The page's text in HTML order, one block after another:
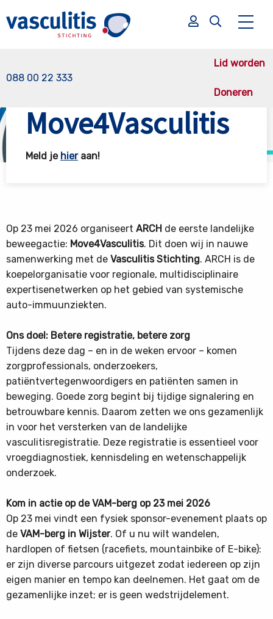
088 00 22 333
Lid worden
Doneren
Zoek
Zoek
Move4Vasculitis
Meld je hieraan!
Op 23 mei 2026 organiseert ARCH de eerste landelijke
beweegactie: Move4Vasculitis. Dit doen wij in nauwe
samenwerking met de Vasculitis Stichting. ARCH is de
koepelorganisatie voor regionale, multidisciplinaire
expertisenetwerken op het gebied van systemische
auto-immuunziekten.
Ons doel: Betere registratie, betere zorg
Tijdens deze dag – en in de weken ervoor – komen
zorgprofessionals, onderzoekers,
patiëntvertegenwoordigers en patiënten samen in
beweging. Goede zorg begint bij tijdige signalering en
betrouwbare kennis. Daarom zetten we ons gezamenlijk
in voor het versterken van de landelijke
vasculitisregistratie. Deze registratie is essentieel voor
vroegdiagnostiek, kennisdeling en wetenschappelijk
onderzoek.
Kom in actie op de VAM-berg op 23 mei 2026
Op 23 mei vindt een fysiek sponsor-evenement plaats op
de VAM-berg in Wijster. Of u nu wilt wandelen,
hardlopen of fietsen (racefiets, mountainbike of E-bike):
er zijn diverse parcours uitgezet zodat iedereen op zijn
eigen manier en tempo kan deelnemen. Het gaat om de
gezamenlijke inzet; er is geen wedstrijdelement.